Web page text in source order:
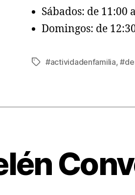
Sábados: de 11:00
Domingos: de
#actividadenfamilia,